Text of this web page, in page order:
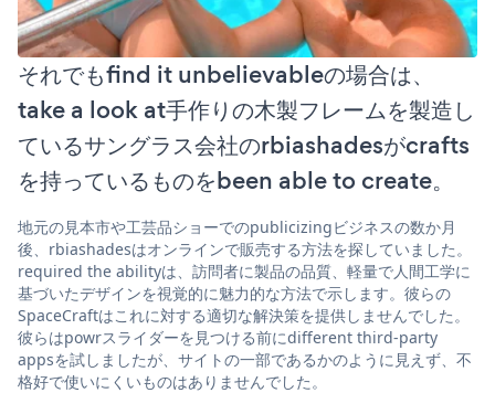
それでもfind it unbelievableの場合は、
take a look at手作りの木製フレームを製造し
ているサングラス会社のrbiashadesがcrafts
を持っているものをbeen able to create。
地元の見本市や工芸品ショーでのpublicizingビジネスの数か月
後、rbiashadesはオンラインで販売する方法を探していました。
required the abilityは、訪問者に製品の品質、軽量で人間工学に
基づいたデザインを視覚的に魅力的な方法で示します。彼らの
SpaceCraftはこれに対する適切な解決策を提供しませんでした。
彼らはpowrスライダーを見つける前にdifferent third-party
appsを試しましたが、サイトの一部であるかのように見えず、不
格好で使いにくいものはありませんでした。